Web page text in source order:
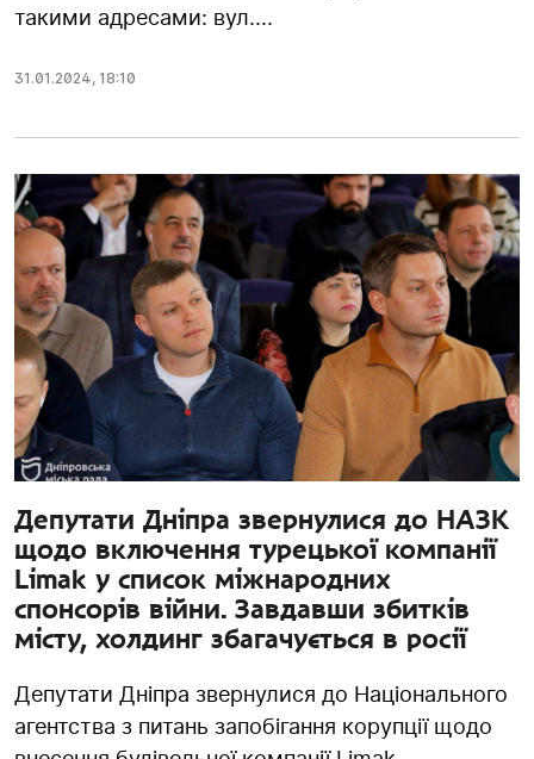
такими адресами: вул....
31.01.2024, 18:10
Депутати Дніпра звернулися до НАЗК
щодо включення турецької компанії
Limak у список міжнародних
спонсорів війни. Завдавши збитків
місту, холдинг збагачується в росії
Депутати Дніпра звернулися до Національного
агентства з питань запобігання корупції щодо